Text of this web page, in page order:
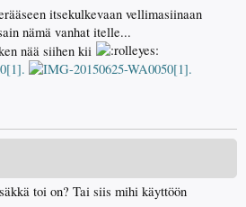
itsekulkevaan vellimasiinaan
nämä vanhat itelle...
nää siihen kii
toi on? Tai siis mihi käyttöön